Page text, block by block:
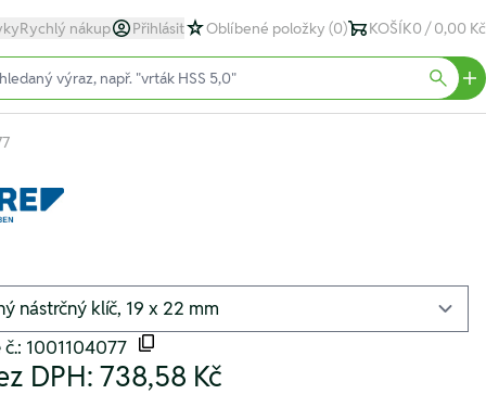
Rychlý nákup Přihlásit Oblíbené položky (0) KOŠÍK0 / 0,00 Kč
1001104077
DPH:738,58 Kč